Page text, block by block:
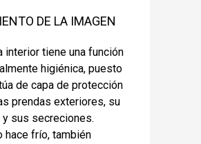
DE LA IMAGEN
interior tiene una función
higiénica, puesto
de capa de protección
prendas exteriores, su
y sus secreciones.
hace frío, también